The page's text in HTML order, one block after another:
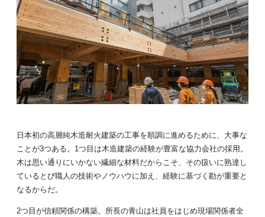
日本初の高層純木造耐火建築の工事を順調に進めるために、大事な
ことが3つある。1つ目は木造建築の経験が豊富な協力会社の採用。
木は思い通りにいかない繊細な材料だからこそ、その扱いに熟達し
ているとび職人の技術やノウハウに加え、経験に基づく勘が重要と
なるからだ。
2つ目が信頼関係の構築。所長の青山は社員をはじめ現場関係者全